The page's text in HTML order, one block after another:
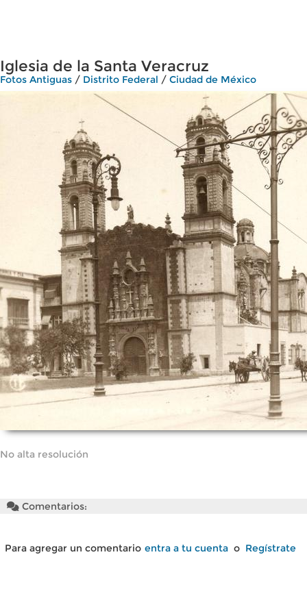
Iglesia de la Santa Veracruz
Fotos Antiguas / Distrito Federal / Ciudad de México
No alta resolución
Comentarios:
Para agregar un comentario entra a tu cuenta o Regístrate